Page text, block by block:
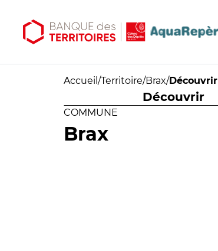
Accueil /Territoire/Brax/Découvrir
Découvrir
COMMUNE
Brax